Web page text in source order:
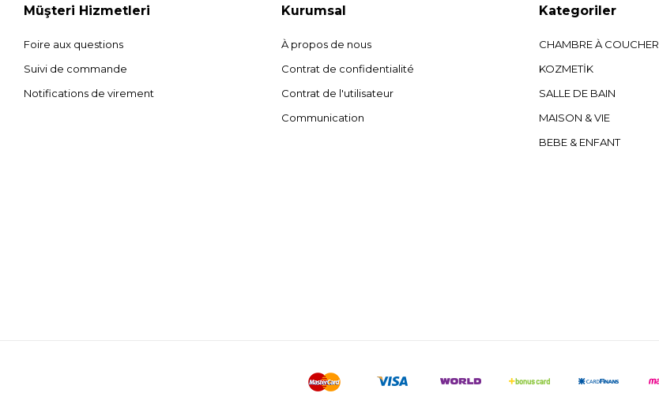
Müşteri Hizmetleri
Foire aux questions
Suivi de commande
Notifications de virement
Kurumsal
À propos de nous
Contrat de confidentialité
Contrat de l'utilisateur
Communication
Kategoriler
CHAMBRE À COUCHER
KOZMETİK
SALLE DE BAIN
MAISON & VIE
BEBE & ENFANT